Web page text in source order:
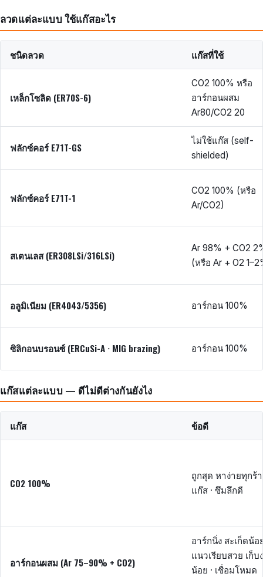
ลวดแต่ละแบบ ใช้แก๊สอะไร
ชนิดลวด แก๊สที่ใช้
เหล็กโซลิด (ER70S-6)
CO2 100% หรือ
อาร์กอนผสม
Ar80/CO2 20
ฟลักซ์คอร์ E71T-GS
ไม่ใช้แก๊ส (self-
shielded)
ฟลักซ์คอร์ E71T-1
CO2 100% (หรือ
Ar/CO2)
สเตนเลส (ER308LSi/316LSi)
Ar 98% + CO2
(หรือ Ar + O2
อลูมิเนียม (ER4043/5356) อาร์กอน 100%
ซิลิกอนบรอนซ์ (ERCuSi-A · MIG brazing) อาร์กอน 100%
แก๊สแต่ละแบบ — ดีไม่ดีต่างกันยังไง
แก๊ส ข้อดี
CO2 100%
ถูกสุด หาง่ายทุกร้
แก๊ส · ซึมลึกดี
อาร์กอนผสม (Ar 75–90% + CO2)
อาร์กนิ่ง สะเก็ดน้อ
แนวเรียบสวย เก็บ
น้อย · เชื่อมโหมด